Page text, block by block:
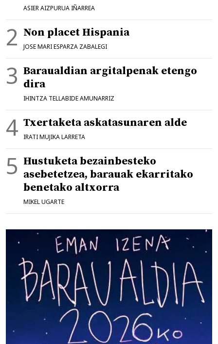
ASIER AIZPURUA IÑARREA
Non placet Hispania
JOSE MARI ESPARZA ZABALEGI
Baraualdian argitalpenak etengo
dira
IHINTZA TELLABIDE AMUNARRIZ
Txertaketa askatasunaren alde
IRATI MUJIKA LARRETA
Hustuketa bezainbesteko
asebetetzea, barauak ekarritako
benetako altxorra
MIKEL UGARTE